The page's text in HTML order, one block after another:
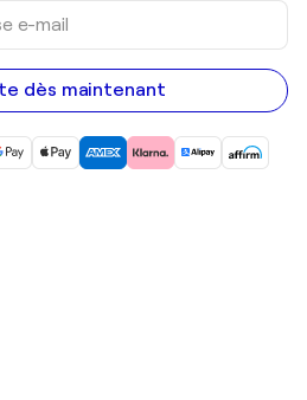
dès maintenant